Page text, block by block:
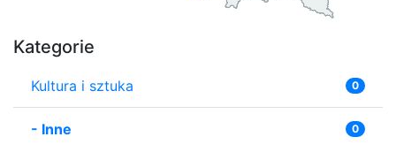
Kategorie
Kultura i sztuka 0
- Inne 0